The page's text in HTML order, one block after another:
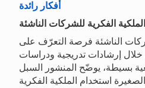
أفكار رائدة
الفكرية للشركات الناشئة
الناشئة فرصة التعرّف على
خلال إرشادات تدريجية ودراسات
بسيطة، يوضّح المنشور السبل
استخدام الملكية الفكرية